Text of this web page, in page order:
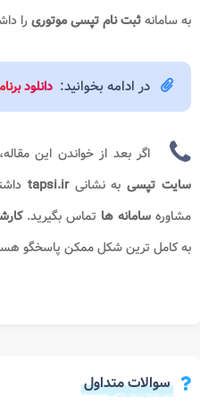
به سامانهثبت نام تپسی موتوری را
در ادامه بخوانید: دانلود
اگر بعد از خواندن این
سایت تپسی به نشانیtapsi.ir
مشاورهسامانه ها تماس بگیرید.
به کامل ترین شکل ممکن پاسخگو
سوالات متداول